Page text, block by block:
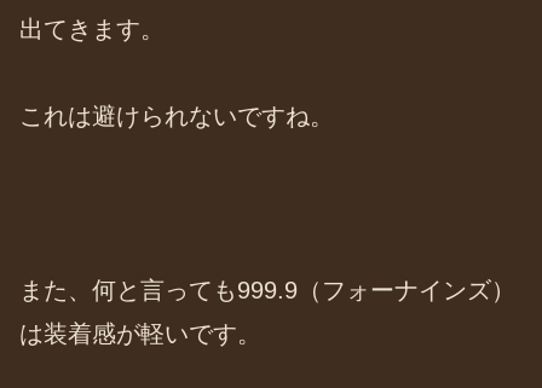
出てきます。
これは避けられないですね。
また、何と言っても999.9（フォーナインズ）
は装着感が軽いです。